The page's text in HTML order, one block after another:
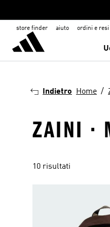
store finder aiuto ordini e resi
Indietro Home
ZAINI ·
10 risultati